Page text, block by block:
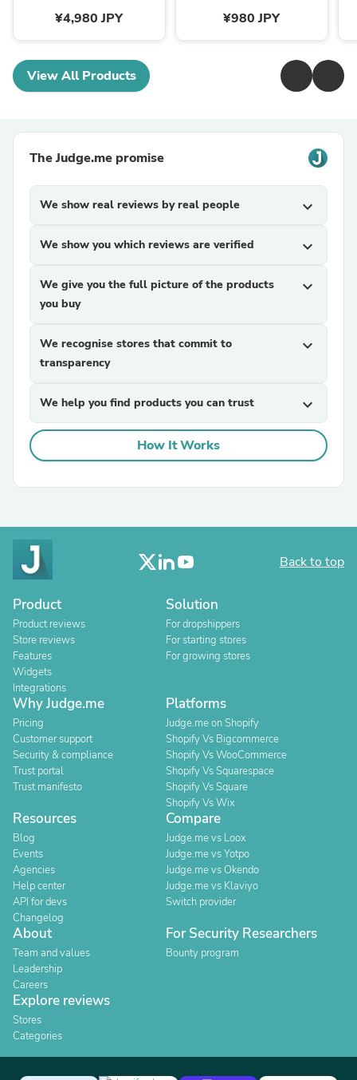
¥4,980 JPY ¥980 JPY
View All Products
The Judge.me promise
We show real reviews by real people expand_more
We show you which reviews are verified expand_more
We give you the full picture of the products
you buy
expand_more
We recognise stores that commit to
transparency
expand_more
We help you find products you can trust expand_more
How It Works
Back to top
Product
Product reviews
Store reviews
Features
Widgets
Integrations
Solution
For dropshippers
For starting stores
For growing stores
Why Judge.me
Pricing
Customer support
Security & compliance
Trust portal
Trust manifesto
Platforms
Judge.me on Shopify
Shopify Vs Bigcommerce
Shopify Vs WooCommerce
Shopify Vs Squarespace
Shopify Vs Square
Shopify Vs Wix
Resources
Blog
Events
Agencies
Help center
API for devs
Changelog
Compare
Judge.me vs Loox
Judge.me vs Yotpo
Judge.me vs Okendo
Judge.me vs Klaviyo
Switch provider
About
Team and values
Leadership
Careers
For Security Researchers
Bounty program
Explore reviews
Stores
Categories